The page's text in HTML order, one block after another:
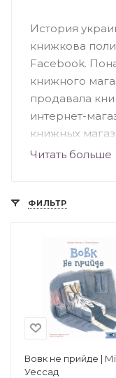
История
книжкова
Facebook.
книжного
продавала
интернет-
книжных
есть своя
книг.
взрослых.
являются
математика»,
другие.
Читать больше
ФИЛЬТР
Вовк не прийде |
Уессад